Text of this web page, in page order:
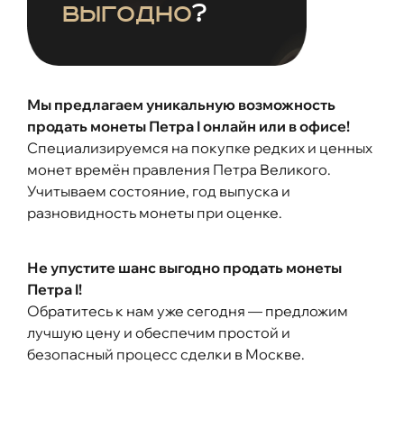
выгодно?
Мы предлагаем уникальную возможность
продать монеты Петра I онлайн или в офисе!
Специализируемся на покупке редких и ценных
монет времён правления Петра Великого.
Учитываем состояние, год выпуска и
разновидность монеты при оценке.
Не упустите шанс выгодно продать монеты
Петра I!
Обратитесь к нам уже сегодня — предложим
лучшую цену и обеспечим простой и
безопасный процесс сделки в Москве.